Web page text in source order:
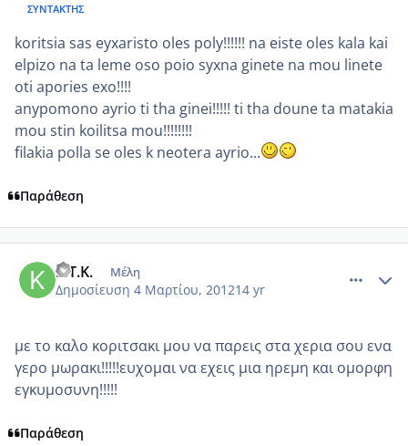
ΣΥΝΤΆΚΤΗΣ
koritsia sas eyxaristo oles poly!!!!!! na eiste oles kala kai
elpizo na ta leme oso poio syxna ginete na mou linete
oti apories exo!!!!
anypomono ayrio ti tha ginei!!!!! ti tha doune ta matakia
mou stin koilitsa mou!!!!!!!!
filakia polla se oles k neotera ayrio...
Παράθεση
K.T.K. Μέλη
Δημοσίευση 4 Μαρτίου, 201214 yr
με το καλο κοριτσακι μου να παρεις στα χερια σου ενα
γερο μωρακι!!!!!ευχομαι να εχεις μια ηρεμη και ομορφη
εγκυμοσυνη!!!!!
Παράθεση